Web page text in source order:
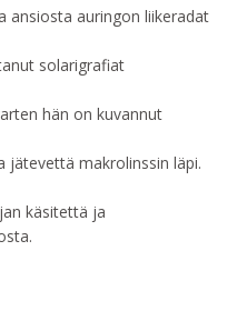
ansiosta auringon liikeradat
solarigrafiat
hän on kuvannut
jätevettä makrolinssin läpi.
käsitettä ja